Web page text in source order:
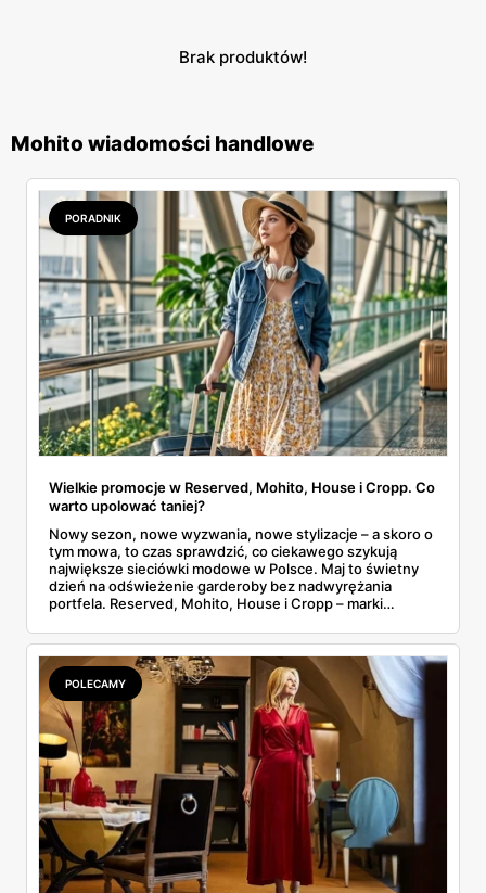
Brak produktów!
Mohito wiadomości handlowe
PORADNIK
Wielkie promocje w Reserved, Mohito, House i Cropp. Co
warto upolować taniej?
Nowy sezon, nowe wyzwania, nowe stylizacje – a skoro o
tym mowa, to czas sprawdzić, co ciekawego szykują
największe sieciówki modowe w Polsce. Maj to świetny
dzień na odświeżenie garderoby bez nadwyrężania
portfela. Reserved, Mohito, House i Cropp – marki
odzieżowych LPP – kuszą promocjami, zniżkami i
dodatkowymi rabatami. Gdzie warto zajrzeć i co
konkretnie kupić taniej?
POLECAMY